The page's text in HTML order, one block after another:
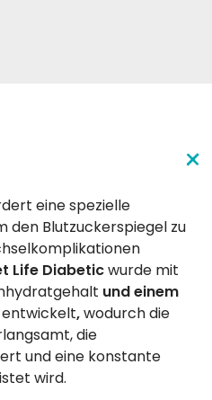
eine spezielle
den Blutzuckerspiegel zu
Life Diabeticwurde mit
und einem
entwickelt,wodurch die
die
und eine konstante
wird.